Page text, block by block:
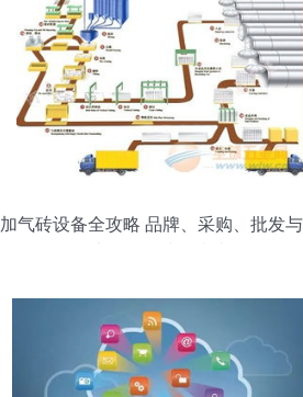
加气砖设备全攻略 品牌、采购、批发